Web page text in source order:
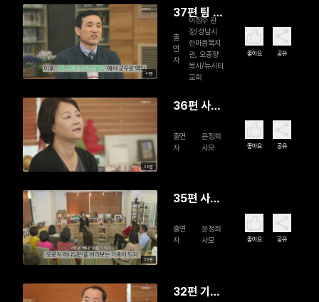
41분
37편 팀 켈
러의 센터
처치(1)
출
연
자
이정주 관
장/성남시
한마음복지
관, 오종향
목사/뉴시티
교회
좋아요 공유
38분
36편 사랑
히 사랑이
출연
자
윤정희
사모
좋아요 공유
39분
35편 사랑
히 사랑이
출연
자
윤정희
사모
좋아요 공유
32편 기쁨